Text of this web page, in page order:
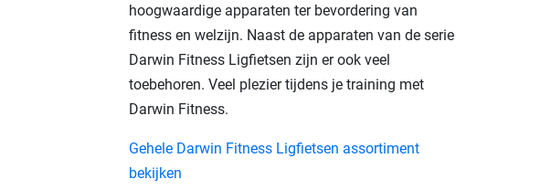
hoogwaardige apparaten ter bevordering van
fitness en welzijn. Naast de apparaten van de serie
Darwin Fitness Ligfietsen zijn er ook veel
toebehoren. Veel plezier tijdens je training met
Darwin Fitness.
Gehele Darwin Fitness Ligfietsen assortiment
bekijken